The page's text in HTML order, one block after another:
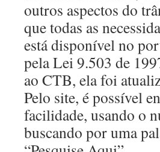
outros aspectos do
que todas as
está disponível no
pela Lei 9.503 de
ao CTB, ela foi
Pelo site, é possível
facilidade, usando o
buscando por uma